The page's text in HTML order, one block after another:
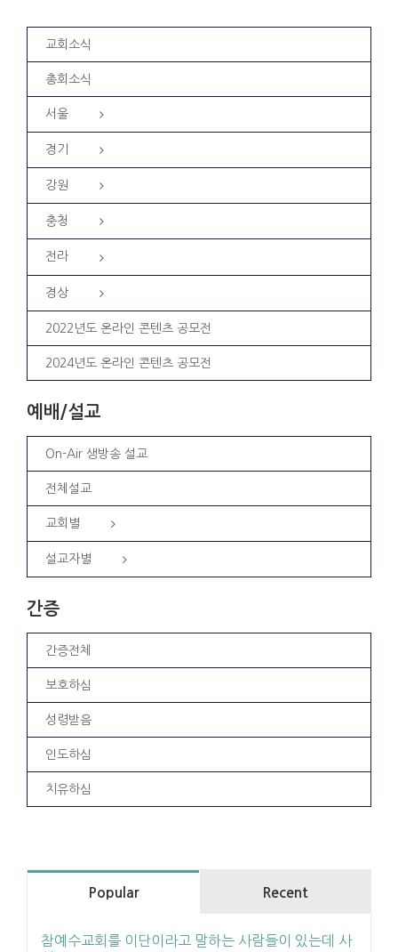
교회소식
총회소식
서울
경기
강원
충청
전라
경상
2022년도 온라인 콘텐츠 공모전
2024년도 온라인 콘텐츠 공모전
예배/설교
On-Air 생방송 설교
전체설교
교회별
설교자별
간증
간증전체
보호하심
성령받음
인도하심
치유하심
Popular Recent
참예수교회를 이단이라고 말하는 사람들이 있는데 사